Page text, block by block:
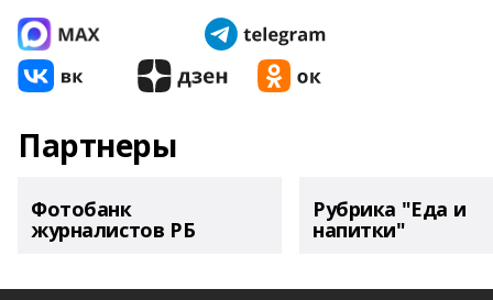
Партнеры
Фотобанк
журналистов РБ
Рубрика "Еда и
напитки"